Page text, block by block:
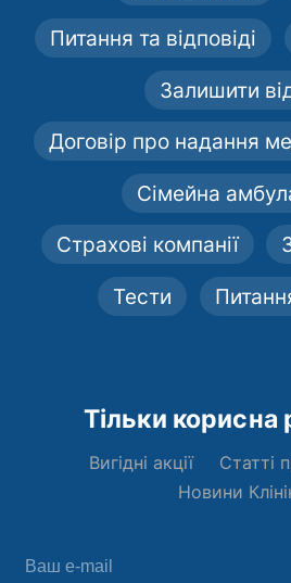
Питання та відповіді
Залишити
Договір про надання
Сімейна
Страхові компанії
Тести
Тільки корисна
Вигідні акції
Статті
Новини